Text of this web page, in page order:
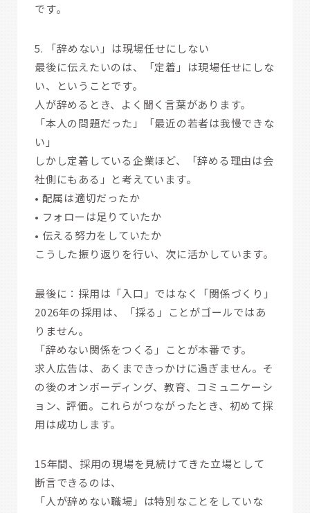
です。
5. 「辞めない」は現場任せにしない
最後に伝えたいのは、「定着」は現場任せにしな
い、ということです。
人が辞めるとき、よく聞く言葉があります。
「本人の問題だった」「最近の若者は我慢できな
い」
しかし定着している企業ほど、「辞める理由は会
社側にもある」と考えています。
• 配属は適切だったか
• フォローは足りていたか
• 伝える努力をしていたか
こうした振り返りを行い、次に活かしています。
最後に：採用は「入口」ではなく「関係づくり」
2026年の採用は、「採る」ことがゴールではあ
りません。
「辞めない関係をつくる」ことが本番です。
求人広告は、あくまできっかけに過ぎません。そ
の後のオンボーディング、教育、コミュニケーシ
ョン、評価。これらがつながったとき、初めて採
用は成功します。
15年間、採用の現場を見続けてきた立場として
断言できるのは、
「人が辞めない職場」は特別なことをしていな